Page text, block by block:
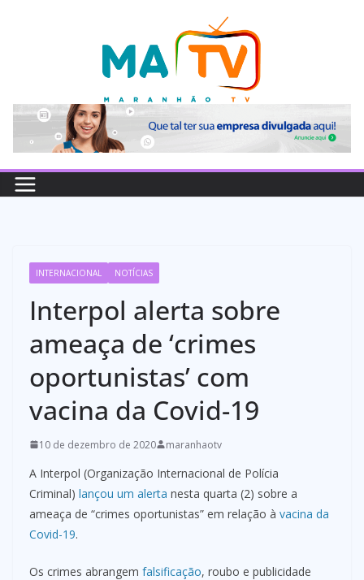
INTERNACIONAL NOTÍCIAS
Interpol alerta sobre
ameaça de ‘crimes
oportunistas’ com
vacina da Covid-19
10 de dezembro de 2020 maranhaotv
A Interpol (Organização Internacional de Polícia
Criminal) lançou um alerta nesta quarta (2) sobre a
ameaça de “crimes oportunistas” em relação à vacina da
Covid-19.
Os crimes abrangem falsificação, roubo e publicidade